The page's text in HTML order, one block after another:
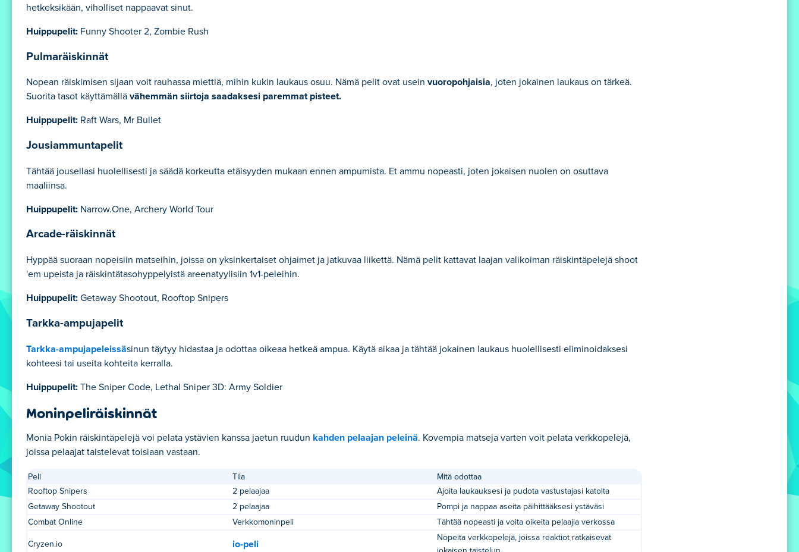
hetkeksikään, viholliset nappaavat sinut.
Huippupelit: Funny Shooter 2, Zombie Rush
Pulmaräiskinnät
Nopean räiskimisen sijaan voit rauhassa miettiä, mihin kukin laukaus osuu. Nämä pelit ovat usein vuoropohjaisia, joten jokainen laukaus on tärkeä.
Suorita tasot käyttämällä vähemmän siirtoja saadaksesi paremmat pisteet.
Huippupelit: Raft Wars, Mr Bullet
Jousiammuntapelit
Tähtää jousellasi huolellisesti ja säädä korkeutta etäisyyden mukaan ennen ampumista. Et ammu nopeasti, joten jokaisen nuolen on osuttava
maaliinsa.
Huippupelit: Narrow.One, Archery World Tour
Arcade-räiskinnät
Hyppää suoraan nopeisiin matseihin, joissa on yksinkertaiset ohjaimet ja jatkuvaa liikettä. Nämä pelit kattavat laajan valikoiman räiskintäpelejä shoot
'em upeista ja räiskintätasohyppelyistä areenatyylisiin 1v1-peleihin.
Huippupelit: Getaway Shootout, Rooftop Snipers
Tarkka-ampujapelit
Tarkka-ampujapeleissäsinun täytyy hidastaa ja odottaa oikeaa hetkeä ampua. Käytä aikaa ja tähtää jokainen laukaus huolellisesti eliminoidaksesi
kohteesi tai useita kohteita kerralla.
Huippupelit: The Sniper Code, Lethal Sniper 3D: Army Soldier
Moninpeliräiskinnät
Monia Pokin räiskintäpelejä voi pelata ystävien kanssa jaetun ruudun kahden pelaajan peleinä. Kovempia matseja varten voit pelata verkkopelejä,
joissa pelaajat taistelevat toisiaan vastaan.
Peli Tila
Mitä odottaa
Rooftop Snipers
2 pelaajaa
Ajoita laukauksesi ja pudota vastustajasi katolta
Getaway Shootout
2 pelaajaa
Pompi ja nappaa aseita päihittääksesi ystäväsi
Combat Online
Verkkomoninpeli Tähtää nopeasti ja voita oikeita pelaajia verkossa
Cryzen.io io-peli
Nopeita verkkopelejä, joissa reaktiot ratkaisevat